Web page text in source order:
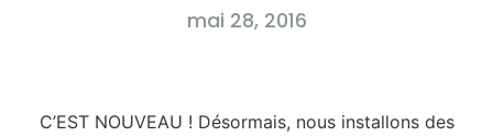
mai 28, 2016
C’EST NOUVEAU ! Désormais, nous installons des